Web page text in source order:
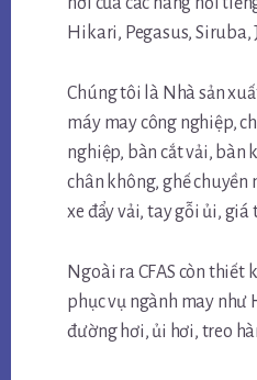
Hikari, Pegasus, Siruba,
Chúng tôi là Nhà sản
máy may công nghiệp,
nghiệp, bàn cắt vải, bàn
chân không, ghế chuyền
xe đẩy vải, tay gỗi ủi, giá
Ngoài ra CFAS còn thiết
phục vụ ngành may như
đường hơi, ủi hơi, treo